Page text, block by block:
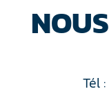
Tél